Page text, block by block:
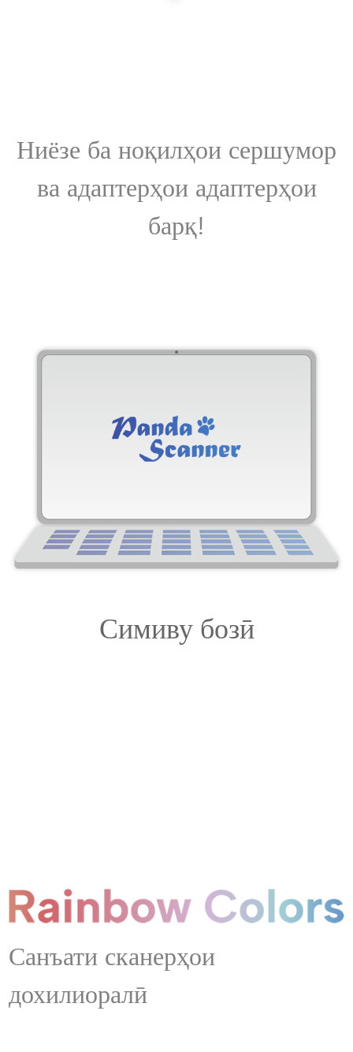
Ниёзе ба ноқилҳои сершумор
ва адаптерҳои адаптерҳои
барқ!
Симиву бозӣ
Санъати сканерҳои
дохилиоралӣ